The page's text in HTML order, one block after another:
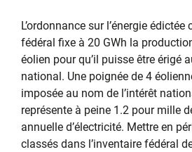
L’ordonnance sur l’énergie
fédéral fixe à 20 GWh la
éolien pour qu’il puisse être érigé
national. Une poignée de 4
imposée au nom de l’intérêt
représente à peine 1.2 pour mille
annuelle d’électricité. Mettre en
classés dans l’inventaire fédéral